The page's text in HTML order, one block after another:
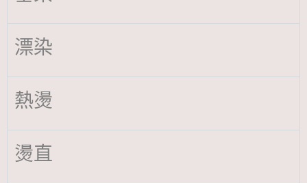
漂染
熱燙
燙直